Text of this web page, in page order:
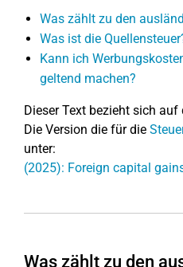
Was zählt zu den
Was ist die
Kann ich
geltend machen?
Dieser Text bezieht sich auf
Die Version die für die
unter:
(2025): Foreign capital
Was zählt zu den